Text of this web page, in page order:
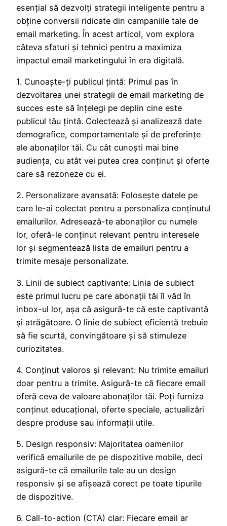
esențial să dezvolți strategii inteligente pentru a
obține conversii ridicate din campaniile tale de
email marketing. În acest articol, vom explora
câteva sfaturi și tehnici pentru a maximiza
impactul email marketingului în era digitală.
1. Cunoaște-ți publicul țintă: Primul pas în
dezvoltarea unei strategii de email marketing de
succes este să înțelegi pe deplin cine este
publicul tău țintă. Colectează și analizează date
demografice, comportamentale și de preferințe
ale abonaților tăi. Cu cât cunoști mai bine
audiența, cu atât vei putea crea conținut și oferte
care să rezoneze cu ei.
2. Personalizare avansată: Folosește datele pe
care le-ai colectat pentru a personaliza conținutul
emailurilor. Adresează-te abonaților cu numele
lor, oferă-le conținut relevant pentru interesele
lor și segmentează lista de emailuri pentru a
trimite mesaje personalizate.
3. Linii de subiect captivante: Linia de subiect
este primul lucru pe care abonații tăi îl văd în
inbox-ul lor, așa că asigură-te că este captivantă
și atrăgătoare. O linie de subiect eficientă trebuie
să fie scurtă, convingătoare și să stimuleze
curiozitatea.
4. Conținut valoros și relevant: Nu trimite emailuri
doar pentru a trimite. Asigură-te că fiecare email
oferă ceva de valoare abonaților tăi. Poți furniza
conținut educațional, oferte speciale, actualizări
despre produse sau informații utile.
5. Design responsiv: Majoritatea oamenilor
verifică emailurile de pe dispozitive mobile, deci
asigură-te că emailurile tale au un design
responsiv și se afișează corect pe toate tipurile
de dispozitive.
6. Call-to-action (CTA) clar: Fiecare email ar